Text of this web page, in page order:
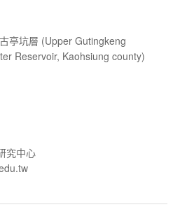
亭坑層 (Upper Gutingkeng
Reservoir, Kaohsiung county)
究中心